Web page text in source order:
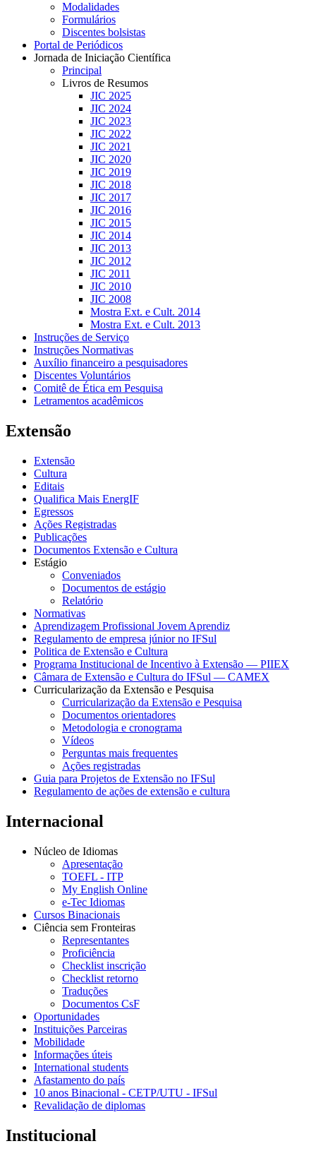
Modalidades
Formulários
Discentes bolsistas
Portal de Periódicos
Jornada de Iniciação Científica
Principal
Livros de Resumos
JIC 2025
JIC 2024
JIC 2023
JIC 2022
JIC 2021
JIC 2020
JIC 2019
JIC 2018
JIC 2017
JIC 2016
JIC 2015
JIC 2014
JIC 2013
JIC 2012
JIC 2011
JIC 2010
JIC 2008
Mostra Ext. e Cult. 2014
Mostra Ext. e Cult. 2013
Instruções de Serviço
Instruções Normativas
Auxílio financeiro a pesquisadores
Discentes Voluntários
Comitê de Ética em Pesquisa
Letramentos acadêmicos
Extensão
Extensão
Cultura
Editais
Qualifica Mais EnergIF
Egressos
Ações Registradas
Publicações
Documentos Extensão e Cultura
Estágio
Conveniados
Documentos de estágio
Relatório
Normativas
Aprendizagem Profissional Jovem Aprendiz
Regulamento de empresa júnior no IFSul
Politica de Extensão e Cultura
Programa Institucional de Incentivo à Extensão — PIIEX
Câmara de Extensão e Cultura do IFSul — CAMEX
Curricularização da Extensão e Pesquisa
Curricularização da Extensão e Pesquisa
Documentos orientadores
Metodologia e cronograma
Vídeos
Perguntas mais frequentes
Ações registradas
Guia para Projetos de Extensão no IFSul
Regulamento de ações de extensão e cultura
Internacional
Núcleo de Idiomas
Apresentação
TOEFL - ITP
My English Online
e-Tec Idiomas
Cursos Binacionais
Ciência sem Fronteiras
Representantes
Proficiência
Checklist inscrição
Checklist retorno
Traduções
Documentos CsF
Oportunidades
Instituições Parceiras
Mobilidade
Informações úteis
International students
Afastamento do país
10 anos Binacional - CETP/UTU - IFSul
Revalidação de diplomas
Institucional